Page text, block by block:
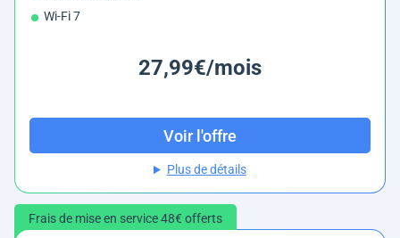
Wi-Fi 7
27,99€/mois
Voir l'offre
Plus de détails
Frais de mise en service 48€ offerts